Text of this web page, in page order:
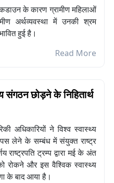
के कारण ग्रामीण महिलाओं
अर्थव्यवस्था में उनकी श्रम
हुई है।
Read More
संगठन छोड़ने के निहितार्थ
अधिकारियों ने विश्व स्वास्थ्य
लेने के सम्बंध में संयुक्त राष्ट्र
ट्रम्प द्वारा मई के अंत
रोकने और इस वैश्विक स्वास्थ्य
के बाद आया है।